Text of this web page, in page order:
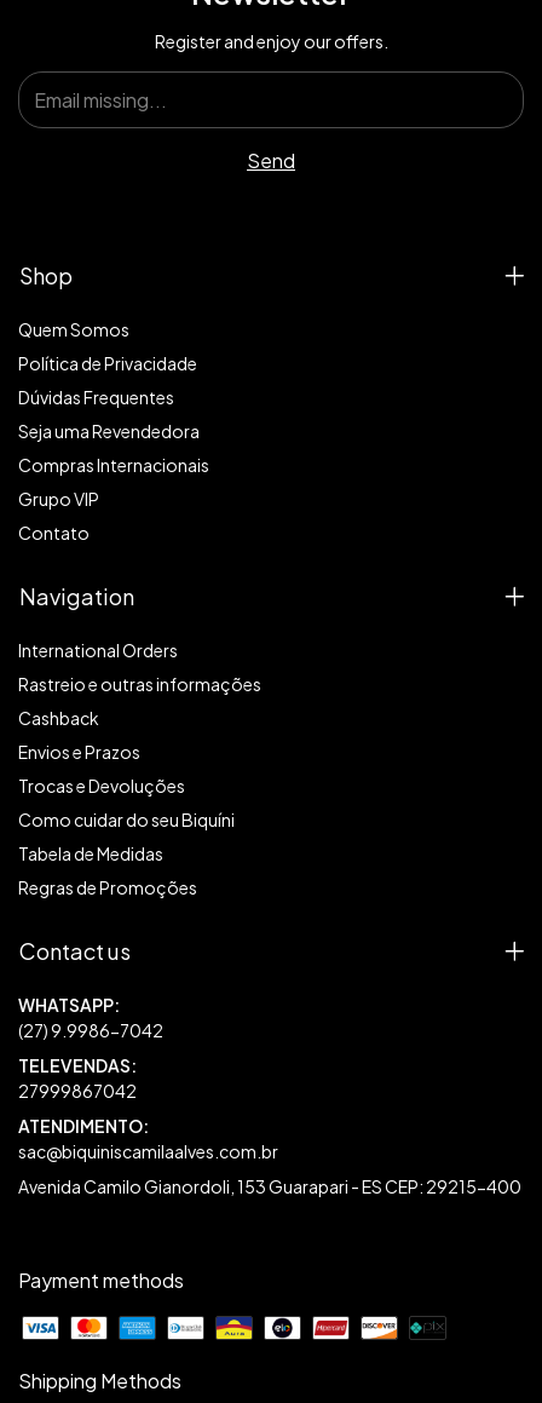
Register and enjoy our offers.
Shop
Quem Somos
Política de Privacidade
Dúvidas Frequentes
Seja uma Revendedora
Compras Internacionais
Grupo VIP
Contato
Navigation
International Orders
Rastreio e outras informações
Cashback
Envios e Prazos
Trocas e Devoluções
Como cuidar do seu Biquíni
Tabela de Medidas
Regras de Promoções
Contact us
27999867042
sac@biquiniscamilaalves.com.br
Avenida Camilo Gianordoli, 153 Guarapari - ES CEP: 29215-400
Payment methods
Shipping Methods